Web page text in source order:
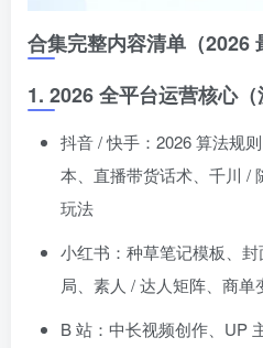
合集完整内容清单（2026
1. 2026 全平台运营核心（
抖音 / 快手：2026 算法规
本、直播带货话术、千川 /
玩法
小红书：种草笔记模板、
局、素人 / 达人矩阵、商单
B 站：中长视频创作、UP